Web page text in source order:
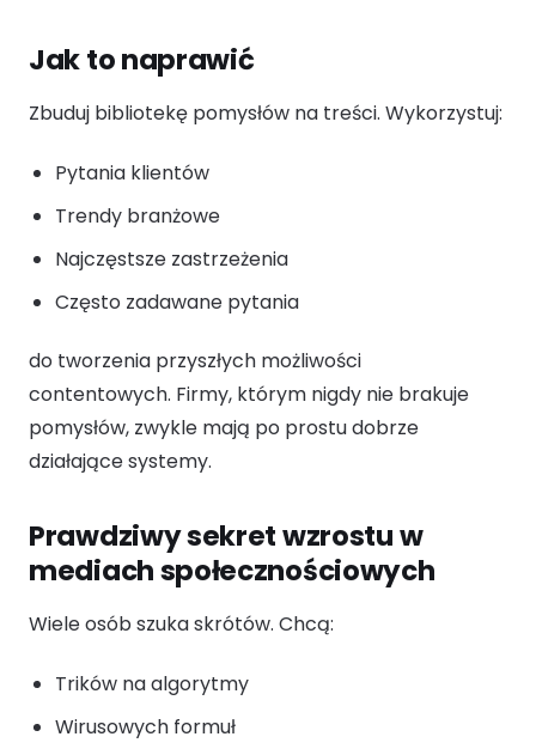
Jak to naprawić
Zbuduj bibliotekę pomysłów na treści. Wykorzystuj:
Pytania klientów
Trendy branżowe
Najczęstsze zastrzeżenia
Często zadawane pytania
do tworzenia przyszłych możliwości
contentowych. Firmy, którym nigdy nie brakuje
pomysłów, zwykle mają po prostu dobrze
działające systemy.
Prawdziwy sekret wzrostu w
mediach społecznościowych
Wiele osób szuka skrótów. Chcą:
Trików na algorytmy
Wirusowych formuł